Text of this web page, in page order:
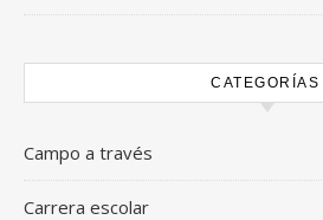
CATEGORÍAS
Campo a través
Carrera escolar